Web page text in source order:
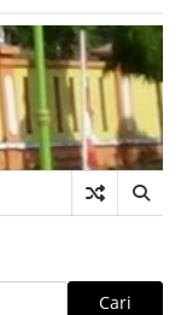
Cari